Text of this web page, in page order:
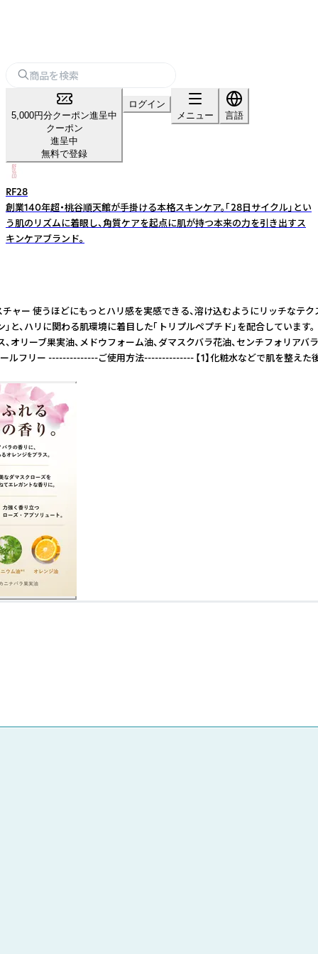
5,000円分クーポン進呈中
クーポン
進呈中
無料で登録
ログイン
メニュー
言語
RF28
創業140年超・桃谷順天館が手掛ける本格スキンケア。「28日サイクル」とい
う肌のリズムに着眼し、角質ケアを起点に肌が持つ本来の力を引き出すス
キンケアブランド。
うほどにもっとハリ感を実感できる、溶け込むようにリッチな
に関わる肌環境に着目した「トリプルペプチド」を配合していま
果実油、メドウフォーム油、ダマスクバラ花油、センチフォリア
フリー --------------ご使用方法-------------- 【1】化粧水などで肌を整